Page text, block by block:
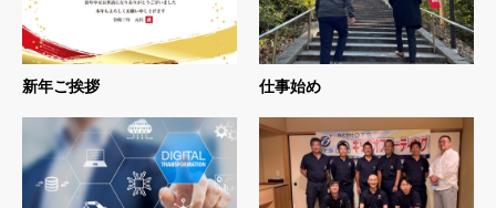
新年ご挨拶 仕事始め